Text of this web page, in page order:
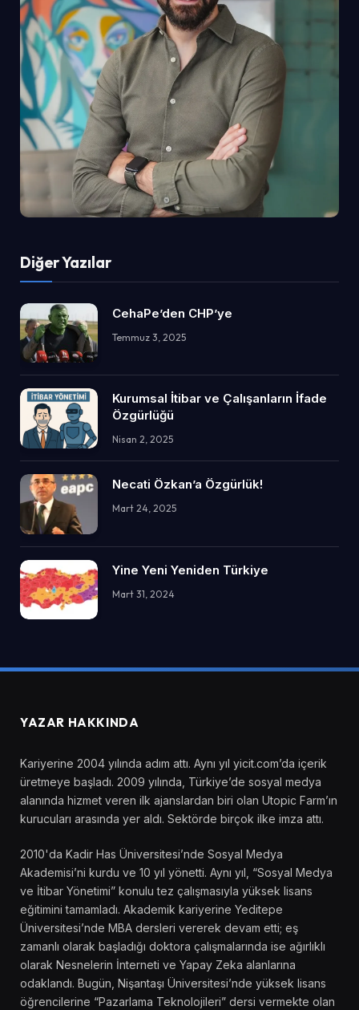
Diğer Yazılar
CehaPe’den CHP’ye
Temmuz 3, 2025
Kurumsal İtibar ve Çalışanların İfade
Özgürlüğü
Nisan 2, 2025
Necati Özkan’a Özgürlük!
Mart 24, 2025
Yine Yeni Yeniden Türkiye
Mart 31, 2024
YAZAR HAKKINDA
Kariyerine 2004 yılında adım attı. Aynı yıl yicit.com’da içerik
üretmeye başladı. 2009 yılında, Türkiye’de sosyal medya
alanında hizmet veren ilk ajanslardan biri olan Utopic Farm’ın
kurucuları arasında yer aldı. Sektörde birçok ilke imza attı.
2010'da Kadir Has Üniversitesi’nde Sosyal Medya
Akademisi’ni kurdu ve 10 yıl yönetti. Aynı yıl, “Sosyal Medya
ve İtibar Yönetimi” konulu tez çalışmasıyla yüksek lisans
eğitimini tamamladı. Akademik kariyerine Yeditepe
Üniversitesi’nde MBA dersleri vererek devam etti; eş
zamanlı olarak başladığı doktora çalışmalarında ise ağırlıklı
olarak Nesnelerin İnterneti ve Yapay Zeka alanlarına
odaklandı. Bugün, Nişantaşı Üniversitesi’nde yüksek lisans
öğrencilerine “Pazarlama Teknolojileri” dersi vermekte olan